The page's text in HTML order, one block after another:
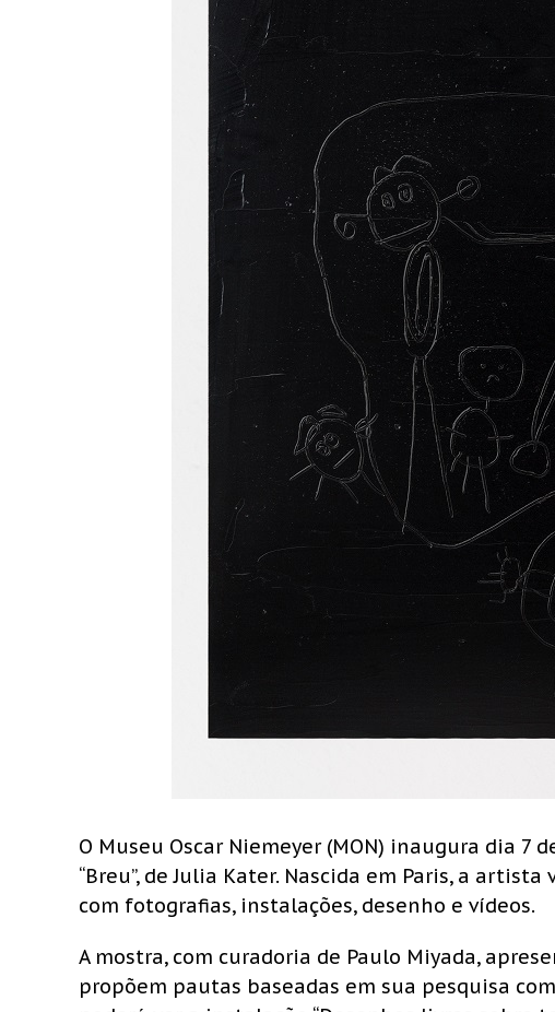
O Museu Oscar Niemeyer (MON) inaugura dia 7
“Breu”, de Julia Kater. Nascida em Paris, a
com fotografias, instalações, desenho e vídeos.
A mostra, com curadoria de Paulo Miyada,
propõem pautas baseadas em sua pesquisa